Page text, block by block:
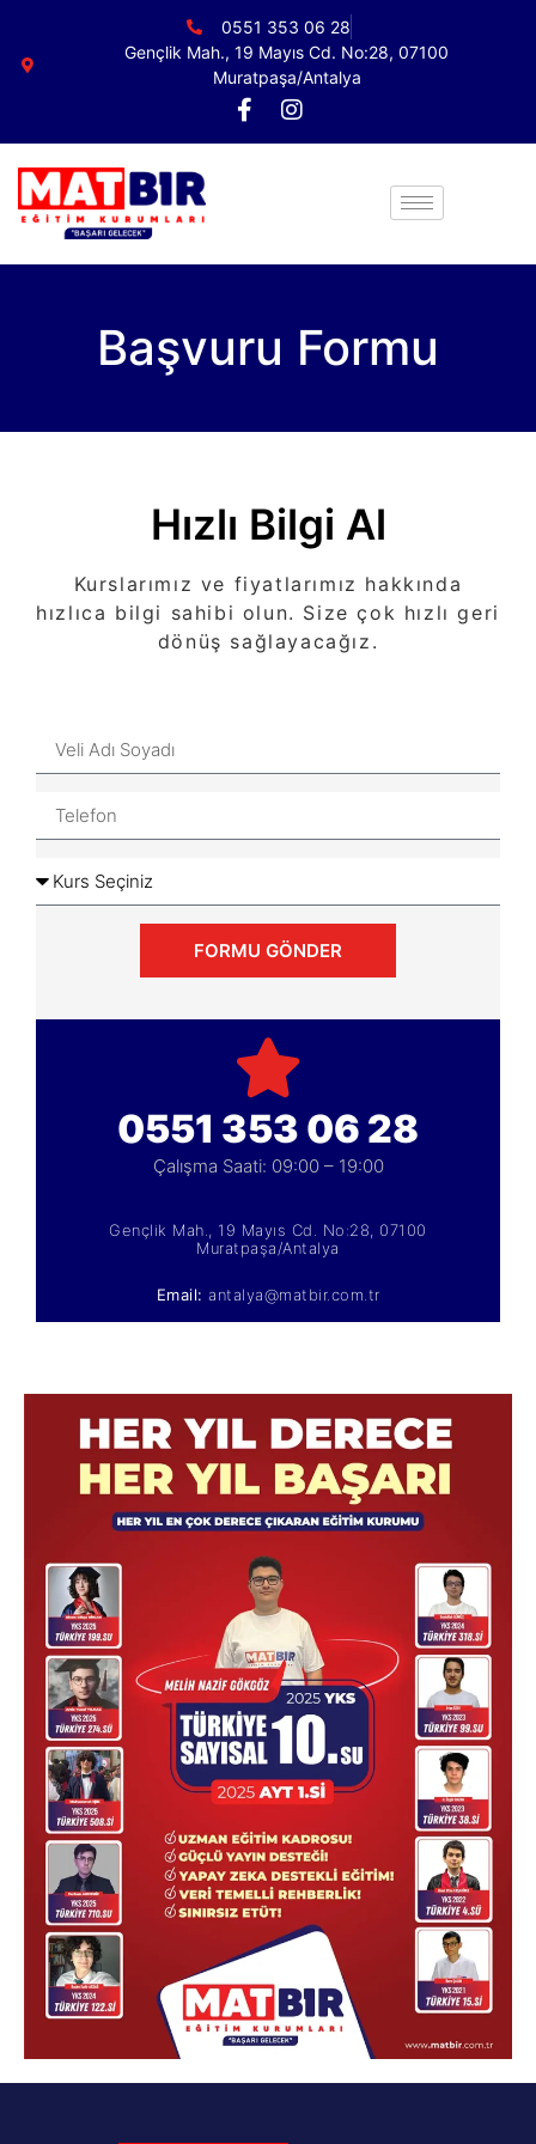
0551 353 06 28
Gençlik Mah., 19 Mayıs Cd. No:28, 07100
Muratpaşa/Antalya
Başvuru Formu
Hızlı Bilgi Al
Kurslarımız ve fiyatlarımız hakkında
hızlıca bilgi sahibi olun. Size çok hızlı geri
dönüş sağlayacağız.
FORMU GÖNDER
0551 353 06 28
Çalışma Saati: 09:00 – 19:00
Gençlik Mah., 19 Mayıs Cd. No:28, 07100
Muratpaşa/Antalya
Email: antalya@matbir.com.tr